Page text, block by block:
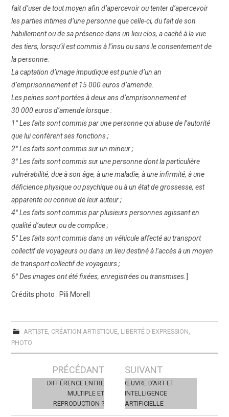
fait d’user de tout moyen afin d’apercevoir ou tenter d’apercevoir
les parties intimes d’une personne que celle-ci, du fait de son
habillement ou de sa présence dans un lieu clos, a caché à la vue
des tiers, lorsqu’il est commis à l’insu ou sans le consentement de
la personne.
La captation d’image impudique est punie d’un an
d’emprisonnement et 15 000 euros d’amende.
Les peines sont portées à deux ans d’emprisonnement et
30 000 euros d’amende lorsque :
1° Les faits sont commis par une personne qui abuse de l’autorité
que lui confèrent ses fonctions ;
2° Les faits sont commis sur un mineur ;
3° Les faits sont commis sur une personne dont la particulière
vulnérabilité, due à son âge, à une maladie, à une infirmité, à une
déficience physique ou psychique ou à un état de grossesse, est
apparente ou connue de leur auteur ;
4° Les faits sont commis par plusieurs personnes agissant en
qualité d’auteur ou de complice ;
5° Les faits sont commis dans un véhicule affecté au transport
collectif de voyageurs ou dans un lieu destiné à l’accès à un moyen
de transport collectif de voyageurs ;
6° Des images ont été fixées, enregistrées ou transmises.]
Crédits photo : Pili Morell
ARTISTE, CRÉATION ARTISTIQUE, LIBERTÉ D'EXPRESSION
PHOTO
navigation
PRÉCÉDANT
DIFFÉRENCE ENTRE
MULTIPLE ET
REPRODUCTION ?
SUIVANT
ŒUVRE D’ART ET
INTELLIGENCE
ARTIFICIELLE